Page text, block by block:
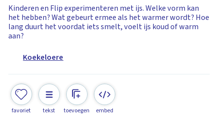
Kinderen en Flip experimenteren met ijs. Welke vorm kan
het hebben? Wat gebeurt ermee als het warmer wordt? Hoe
lang duurt het voordat iets smelt, voelt ijs koud of warm
aan?
Koekeloere
favoriet tekst toevoegen embed